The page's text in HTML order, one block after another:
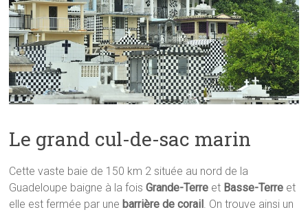
Le grand cul-de-sac marin
Cette vaste baie de 150 km 2 située au nord de la
Guadeloupe baigne à la foisGrande-Terre et Basse-Terre et
elle est fermée par une barrière de corail . On trouve ainsi un